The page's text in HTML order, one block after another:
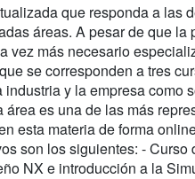
que responda a las
áreas. A pesar de que la
vez más necesario
se corresponden a tres
y la empresa como
área es una de las más
esta materia de forma
son los siguientes: - Curso
NX e introducción a la